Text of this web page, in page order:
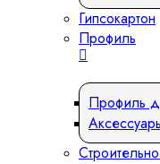
Гипсокартон
Профиль
Профиль